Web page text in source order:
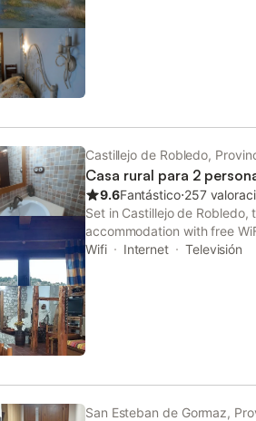
Castillejo de Robledo,
Casa rural para 2
9.6Fantástico⋅257
Set in Castillejo de
accommodation with free
Wifi
Internet Televisión
San Esteban de Gormaz,